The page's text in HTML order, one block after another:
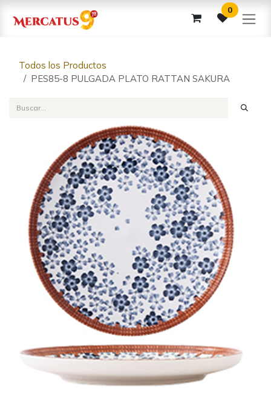
0
Todos los Productos
PES85-8 PULGADA PLATO RATTAN SAKURA